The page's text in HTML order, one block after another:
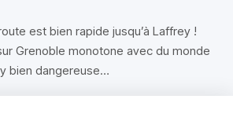
est bien rapide jusqu’à Laffrey !
Grenoble monotone avec du monde
bien dangereuse…